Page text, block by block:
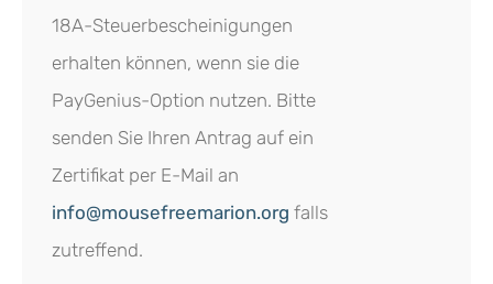
18A-Steuerbescheinigungen
erhalten können, wenn sie die
PayGenius-Option nutzen. Bitte
senden Sie Ihren Antrag auf ein
Zertifikat per E-Mail an
info@mousefreemarion.org falls
zutreffend.